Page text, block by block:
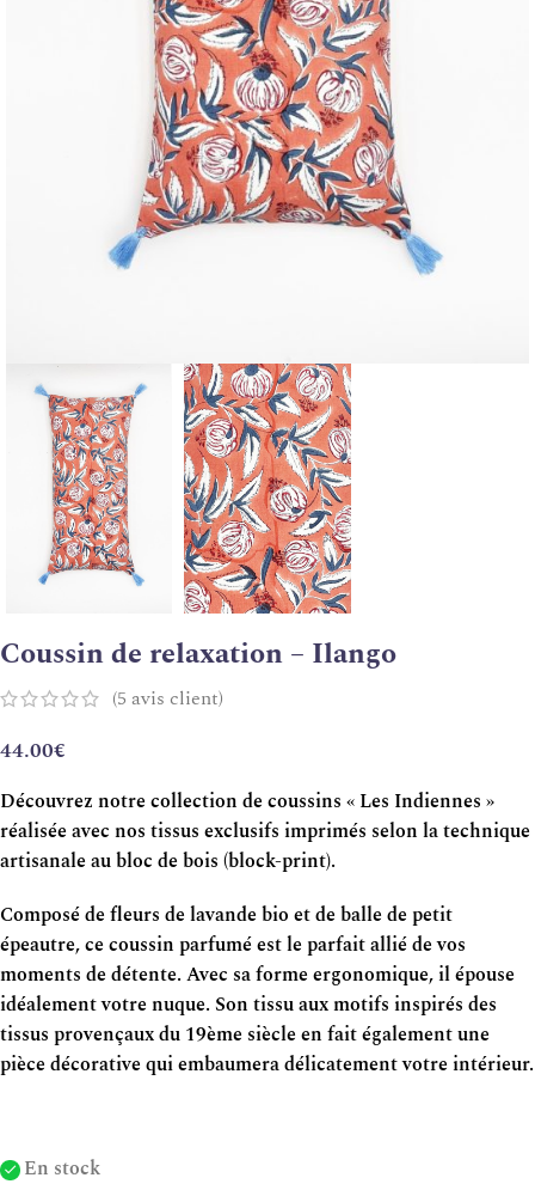
Coussin de relaxation – Ilango
(5 avis client)
44.00€
Découvrez notre collection de coussins « Les Indiennes »
réalisée avec nos tissus exclusifs imprimés selon la technique
artisanale au bloc de bois (block-print).
Composé de fleurs de lavande bio et de balle de petit
épeautre, ce coussin parfumé est le parfait allié de vos
moments de détente. Avec sa forme ergonomique, il épouse
idéalement votre nuque. Son tissu aux motifs inspirés des
tissus provençaux du 19ème siècle en fait également une
pièce décorative qui embaumera délicatement votre intérieur.
En stock